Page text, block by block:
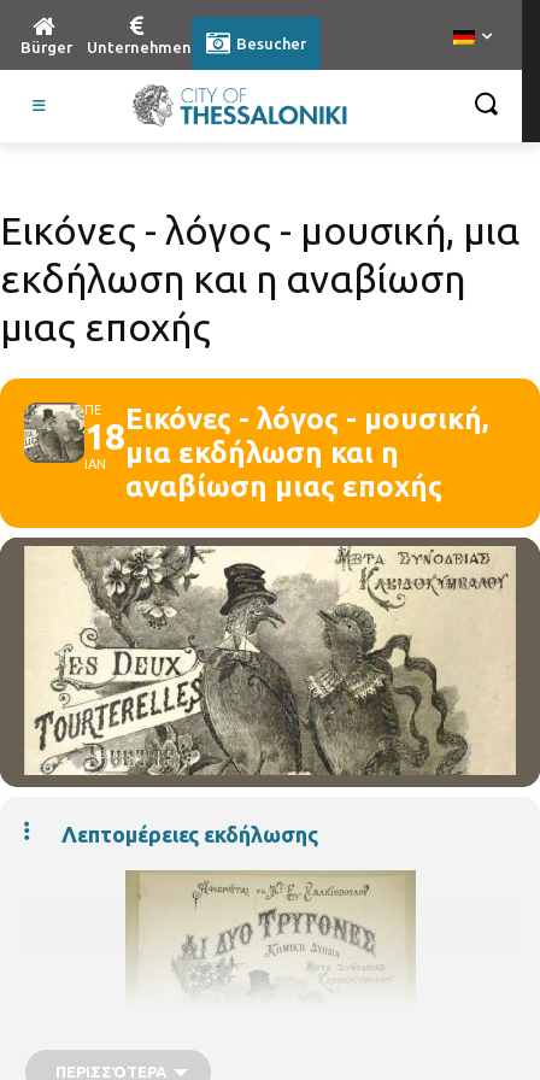
Bürger Unternehmen Besucher
Εικόνες - λόγος - μουσική, μια
εκδήλωση και η αναβίωση
μιας εποχής
ΠΕ
18
ΙΑΝ
Εικόνες - λόγος - μουσική,
μια εκδήλωση και η
αναβίωση μιας εποχής
Λεπτομέρειες εκδήλωσης
ΠΕΡΙΣΣΌΤΕΡΑ